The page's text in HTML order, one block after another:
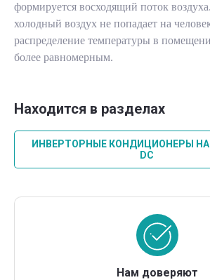
формируется восходящий поток
холодный воздух не попадает на
распределение температуры в
более равномерным.
Находится в разделах
ИНВЕРТОРНЫЕ КОНДИЦИОНЕРЫ
DC
Нам доверяют